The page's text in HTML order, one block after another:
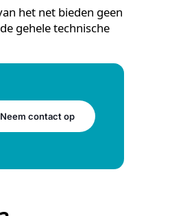
is de capaciteit van het
lang op zich laat
dat continu een
Dat maakt verdere
zijn van het net bieden geen
van de gehele technische